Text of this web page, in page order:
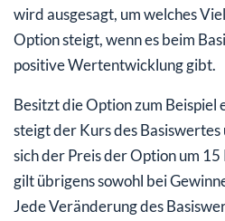
wird ausgesagt, um welches
Option steigt, wenn es beim
positive Wertentwicklung gibt.
Besitzt die Option zum Beispiel
steigt der Kurs des
sich der Preis der Option um
gilt übrigens sowohl bei
Jede Veränderung des